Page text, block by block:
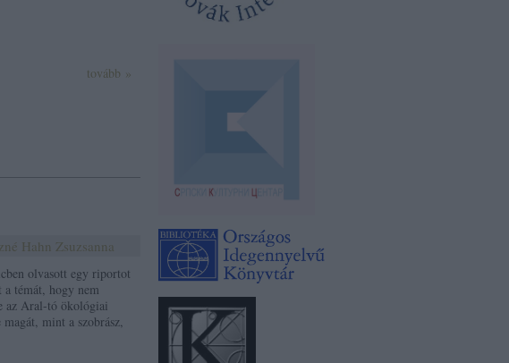
tovább »
Hahn Zsuzsanna
olvasott egy riportot
témát, hogy nem
az Aral-tó ökológiai
mint a szobrász,